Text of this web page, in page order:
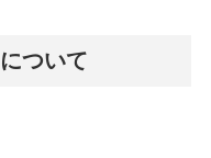
ついて